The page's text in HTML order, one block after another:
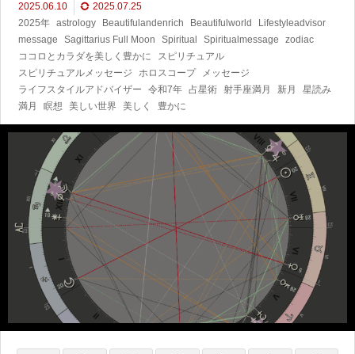
2025.06.10
2025.07.25
2025年 astrology Beautifulandenrich Beautifulworld
Lifestyleadvisor
message
Sagittarius Full Moon Spiritual Spiritualmessage
zodiac
ココロとカラダを美しく豊かに
スピリチュアル
スピリチュアルメッセージ
ホロスコープ
メッセージ
ライフスタイルアドバイザー
令和7年 占星術 射手座満月 新月
星読み
満月
瞑想 美しい世界 美しく 豊かに